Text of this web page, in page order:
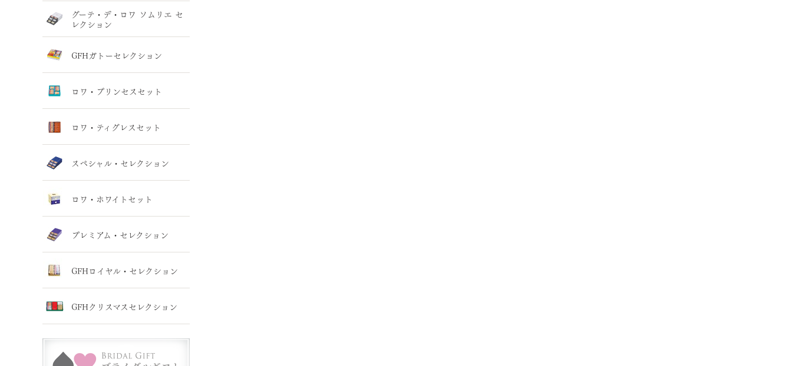
グーテ・デ・ロワ ソムリエ セ
レクション
GFHガトーセレクション
ロワ・プリンセスセット
ロワ・ティグレスセット
スペシャル・セレクション
ロワ・ホワイトセット
プレミアム・セレクション
GFHロイヤル・セレクション
GFHクリスマスセレクション